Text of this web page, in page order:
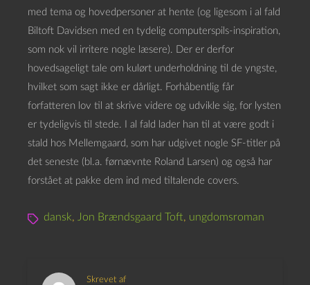
med tema og hovedpersoner at hente (og ligesom i al fald
Biltoft Davidsen med en tydelig computerspils-inspiration,
som nok vil irritere nogle læsere). Der er derfor
hovedsageligt tale om kulørt underholdning til de yngste,
hvilket som sagt ikke er dårligt. Forhåbentlig får
forfatteren lov til at skrive videre og udvikle sig, for lysten
er tydeligvis til stede. I al fald lader han til at være godt i
stald hos Mellemgaard, som har udgivet nogle SF-titler på
det seneste (bl.a. førnævnte Roland Larsen) og også har
forstået at pakke dem ind med tiltalende covers.
dansk, Jon Brændsgaard Toft, ungdomsroman
Skrevet af